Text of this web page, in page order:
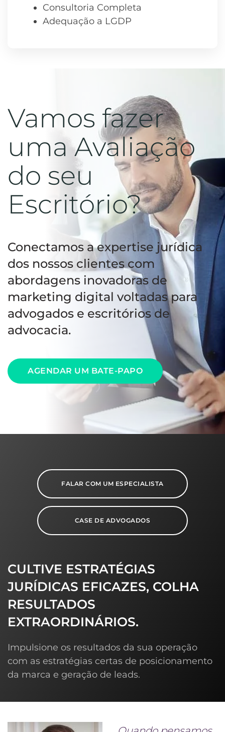
Consultoria Completa
Adequação a LGDP
Vamos fazer
uma Avaliação
do seu
Escritório?
Conectamos a expertise jurídica
dos nossos clientes com
abordagens inovadoras de
marketing digital voltadas para
advogados e escritórios de
advocacia.
AGENDAR UM BATE-PAPO
FALAR COM UM ESPECIALISTA
CASE DE ADVOGADOS
CULTIVE ESTRATÉGIAS
JURÍDICAS EFICAZES, COLHA
RESULTADOS
EXTRAORDINÁRIOS.
Impulsione os resultados da sua operação
com as estratégias certas de posicionamento
da marca e geração de leads.